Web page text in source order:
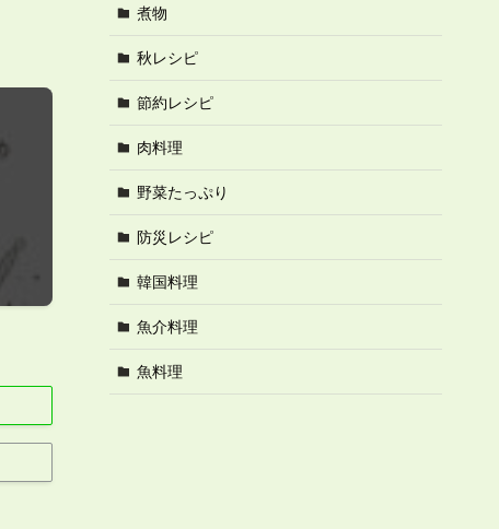
煮物
秋レシピ
節約レシピ
肉料理
野菜たっぷり
防災レシピ
韓国料理
魚介料理
魚料理